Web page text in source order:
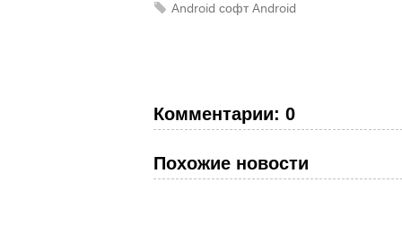
Android софт Android
Комментарии: 0
Похожие новости